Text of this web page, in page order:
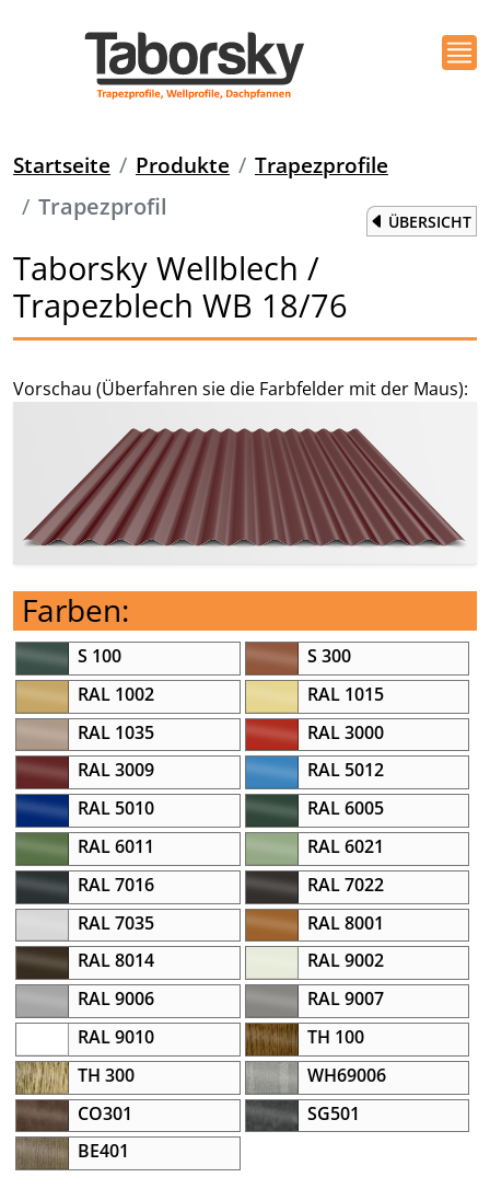
Startseite Produkte
Trapezprofile
Trapezprofil
ÜBERSICHT
Taborsky Wellblech /
Trapezblech WB 18/76
Vorschau (Überfahren sie die Farbfelder mit der Maus):
Farben:
S 100
S 300
RAL 1002
RAL 1015
RAL 1035
RAL 3000
RAL 3009
RAL 5012
RAL 5010
RAL 6005
RAL 6011
RAL 6021
RAL 7016
RAL 7022
RAL 7035
RAL 8001
RAL 8014
RAL 9002
RAL 9006
RAL 9007
RAL 9010
TH 100
TH 300
WH69006
CO301
SG501
BE401